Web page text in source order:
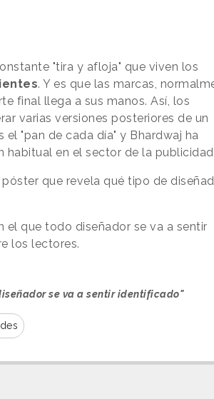
"tira y afloja" que viven los
. Y es que las marcas,
final llega a sus manos. Así, los
varias versiones posteriores de un
"pan de cada día" y Bhardwaj ha
habitual en el sector de la
que revela qué tipo de
el que todo diseñador se va a sentir
los lectores.
se va a sentir identificado"